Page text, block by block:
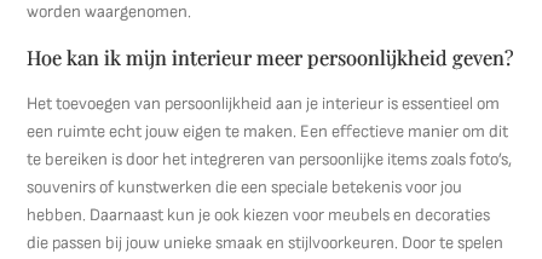
worden waargenomen.
Hoe kan ik mijn interieur meer persoonlijkheid geven?
Het toevoegen van persoonlijkheid aan je interieur is essentieel om
een ruimte echt jouw eigen te maken. Een effectieve manier om dit
te bereiken is door het integreren van persoonlijke items zoals foto’s,
souvenirs of kunstwerken die een speciale betekenis voor jou
hebben. Daarnaast kun je ook kiezen voor meubels en decoraties
die passen bij jouw unieke smaak en stijlvoorkeuren. Door te spelen